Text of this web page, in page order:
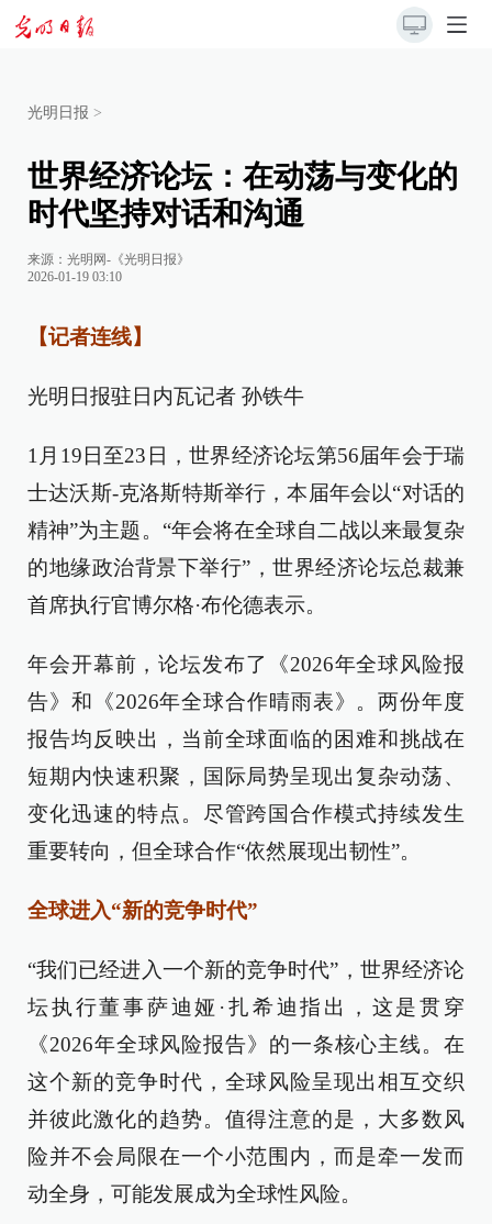
光明日报 >
世界经济论坛：在动荡与变化的
时代坚持对话和沟通
来源： 光明网-《光明日报》
2026-01-19 03:10
【记者连线】
光明日报驻日内瓦记者 孙铁牛
1月19日至23日，世界经济论坛第56届年会于瑞
士达沃斯-克洛斯特斯举行，本届年会以“对话的
精神”为主题。“年会将在全球自二战以来最复杂
的地缘政治背景下举行”，世界经济论坛总裁兼
首席执行官博尔格·布伦德表示。
年会开幕前，论坛发布了《2026年全球风险报
告》和《2026年全球合作晴雨表》。两份年度
报告均反映出，当前全球面临的困难和挑战在
短期内快速积聚，国际局势呈现出复杂动荡、
变化迅速的特点。尽管跨国合作模式持续发生
重要转向，但全球合作“依然展现出韧性”。
全球进入“新的竞争时代”
“我们已经进入一个新的竞争时代”，世界经济论
坛执行董事萨迪娅·扎希迪指出，这是贯穿
《2026年全球风险报告》的一条核心主线。在
这个新的竞争时代，全球风险呈现出相互交织
并彼此激化的趋势。值得注意的是，大多数风
险并不会局限在一个小范围内，而是牵一发而
动全身，可能发展成为全球性风险。